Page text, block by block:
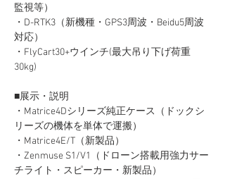
監視等）
・D-RTK3（新機種・GPS3周波・Beidu5周波
対応）
・FlyCart30+ウインチ(最大吊り下げ荷重
30kg)
■展示・説明
・Matrice4Dシリーズ純正ケース（ドックシ
リーズの機体を単体で運搬）
・Matrice4E/T（新製品）
・Zenmuse S1/V1（ドローン搭載用強力サー
チライト・スピーカー・新製品）